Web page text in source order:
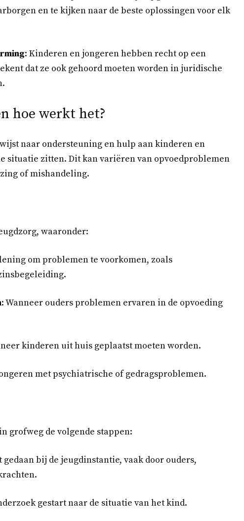
en te kijken naar de beste oplossingen voor elk
: Kinderen en jongeren hebben recht op een
dat ze ook gehoord moeten worden in juridische
hoe werkt het?
naar ondersteuning en hulp aan kinderen en
situatie zitten. Dit kan variëren van opvoedproblemen
of mishandeling.
waaronder:
om problemen te voorkomen, zoals
: Wanneer ouders problemen ervaren in de opvoeding
kinderen uit huis geplaatst moeten worden.
met psychiatrische of gedragsproblemen.
grofweg de volgende stappen:
gedaan bij de jeugdinstantie, vaak door ouders,
gestart naar de situatie van het kind.